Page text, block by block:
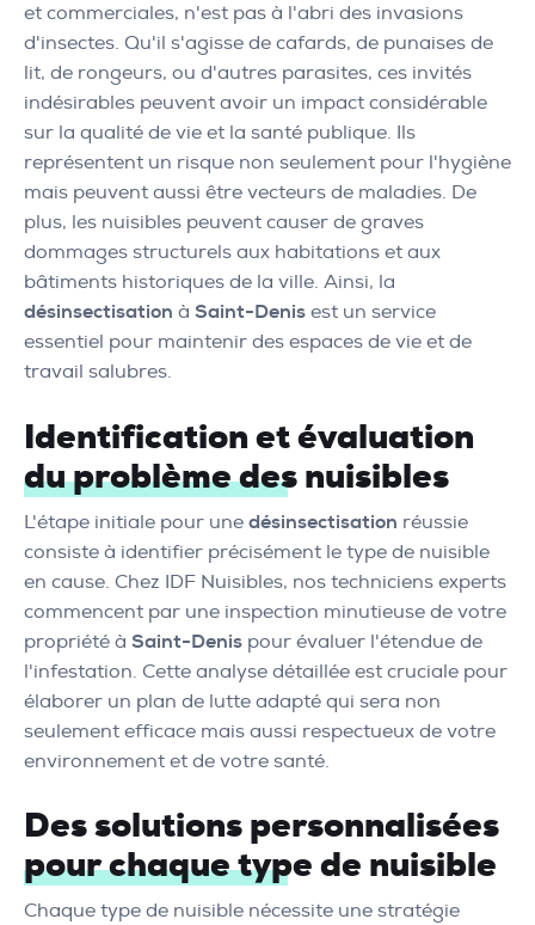
et commerciales, n'est pas à l'abri des invasions
d'insectes. Qu'il s'agisse de cafards, de punaises de
lit, de rongeurs, ou d'autres parasites, ces invités
indésirables peuvent avoir un impact considérable
sur la qualité de vie et la santé publique. Ils
représentent un risque non seulement pour l'hygiène
mais peuvent aussi être vecteurs de maladies. De
plus, les nuisibles peuvent causer de graves
dommages structurels aux habitations et aux
bâtiments historiques de la ville. Ainsi, la
désinsectisation à Saint-Denis est un service
essentiel pour maintenir des espaces de vie et de
travail salubres.
Identification et évaluation
du problème des nuisibles
L'étape initiale pour une désinsectisation réussie
consiste à identifier précisément le type de nuisible
en cause. Chez IDF Nuisibles, nos techniciens experts
commencent par une inspection minutieuse de votre
propriété à Saint-Denis pour évaluer l'étendue de
l'infestation. Cette analyse détaillée est cruciale pour
élaborer un plan de lutte adapté qui sera non
seulement efficace mais aussi respectueux de votre
environnement et de votre santé.
Des solutions personnalisées
pour chaque type de nuisible
Chaque type de nuisible nécessite une stratégie